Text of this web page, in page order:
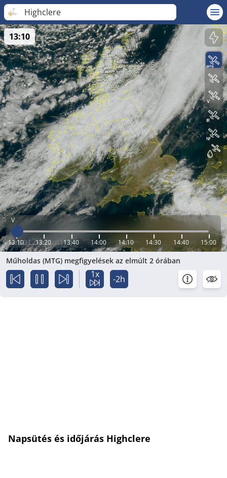
Highclere
V
13:10 13:20 13:40 14:00 14:10 14:30 14:40 15:00
13:10
Műholdas (MTG) megfigyelések az elmúlt 2 órában
1x -2h
Napsütés és időjárás Highclere